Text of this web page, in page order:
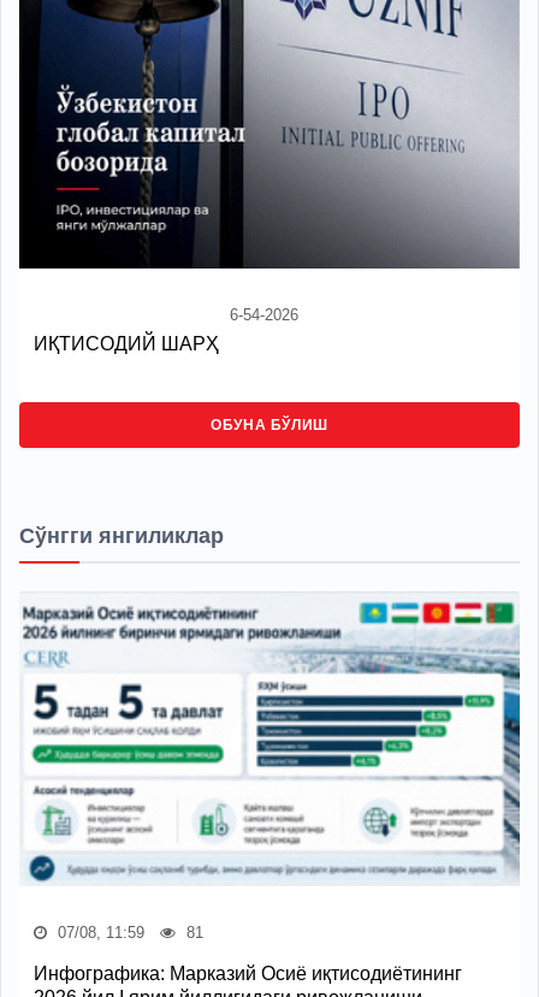
6-54-2026
ИҚТИСОДИЙ ШАРҲ
ОБУНА БЎЛИШ
Сўнгги янгиликлар
07/08, 11:59 81
Инфографика: Марказий Осиё иқтисодиётининг